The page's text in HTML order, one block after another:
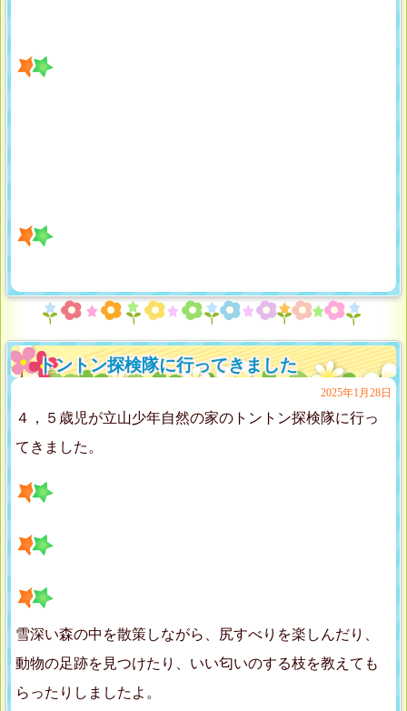
トントン探検隊に行ってきました
2025年1月28日
４，５歳児が立山少年自然の家のトントン探検隊に行っ
てきました。
雪深い森の中を散策しながら、尻すべりを楽しんだり、
動物の足跡を見つけたり、いい匂いのする枝を教えても
らったりしましたよ。